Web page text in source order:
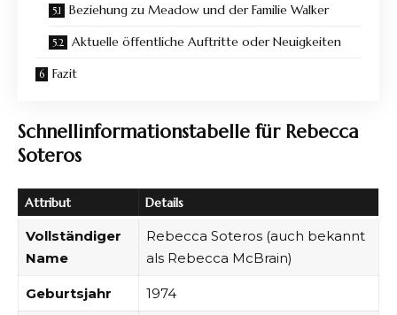
Beziehung zu Meadow und der Familie Walker
Aktuelle öffentliche Auftritte oder Neuigkeiten
Fazit
Schnellinformationstabelle für Rebecca
Soteros
Attribut Details
Vollständiger
Name
Rebecca Soteros (auch bekannt
als Rebecca McBrain)
Geburtsjahr 1974